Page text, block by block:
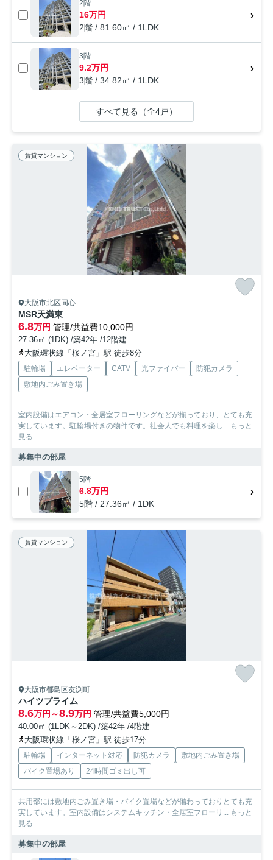
2階
16万円
2階 / 81.60㎡ / 1LDK
3階
9.2万円
3階 / 34.82㎡ / 1LDK
すべて見る（全4戸）
賃貸マンション
大阪市北区同心
MSR天満東
6.8万円 管理/共益費10,000円
27.36㎡ (1DK) /築42年 /12階建
大阪環状線「桜ノ宮」駅 徒歩8分
駐輪場 エレベーター CATV 光ファイバー
防犯カメラ
敷地内ごみ置き場
室内設備はエアコン・全居室フローリングなどが揃っており、とても充
実しています。駐輪場付きの物件です。社会人でも料理を楽し... もっと
見る
募集中の部屋
5階
6.8万円
5階 / 27.36㎡ / 1DK
賃貸マンション
大阪市都島区友渕町
ハイツプライム
8.6万円～8.9万円 管理/共益費5,000円
40.00㎡ (1LDK～2DK) /築42年 /4階建
大阪環状線「桜ノ宮」駅 徒歩17分
駐輪場 インターネット対応 防犯カメラ
敷地内ごみ置き場
バイク置場あり
24時間ゴミ出し可
共用部には敷地内ごみ置き場・バイク置場などが備わっておりとても充
実しています。室内設備はシステムキッチン・全居室フローリ... もっと
見る
募集中の部屋